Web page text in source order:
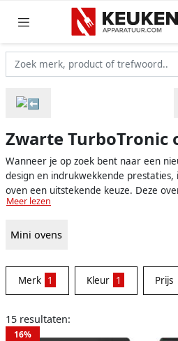
Zwarte TurboTronic
Wanneer je op zoek bent naar een
design en indrukwekkende prestaties,
oven een uitstekende keuze. Deze
zwart design met geavanceerde
diverse keukenstijlen, van modern tot
voldoen.
Meer lezen
Mini ovens
Merk 1 Kleur 1 Prijs
15 resultaten:
16%